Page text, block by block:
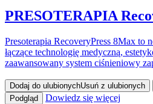
PRESOTERAPIA
Presoterapia RecoveryPress 8Max to
łączące technologię medyczną,
zaawansowany system ciśnieniowy
Dodaj do ulubionychUsuń z ulubionych
Podgląd
Dowiedz się więcej